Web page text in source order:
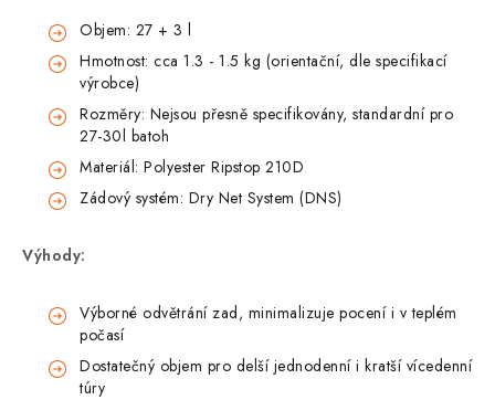
Objem: 27 + 3 l
Hmotnost: cca 1.3 - 1.5 kg (orientační, dle specifikací
výrobce)
Rozměry: Nejsou přesně specifikovány, standardní pro
27-30l batoh
Materiál: Polyester Ripstop 210D
Zádový systém: Dry Net System (DNS)
Výhody:
Výborné odvětrání zad, minimalizuje pocení i v teplém
počasí
Dostatečný objem pro delší jednodenní i kratší vícedenní
túry